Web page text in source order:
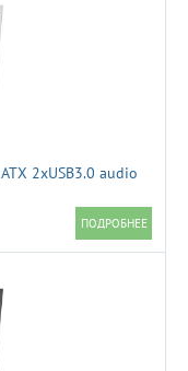
2xUSB3.0 audio